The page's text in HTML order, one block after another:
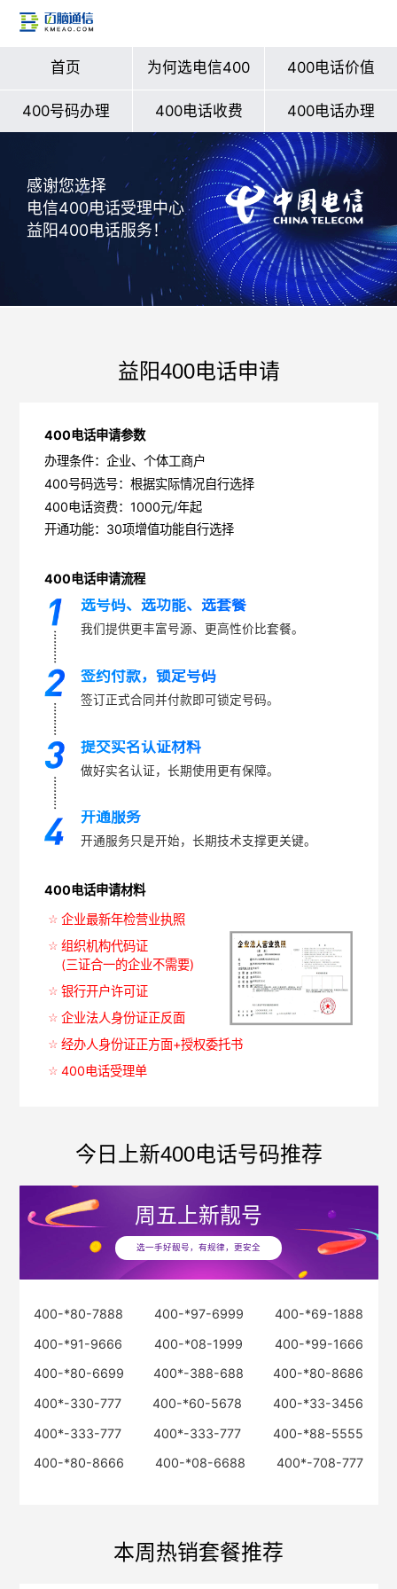
首页 为何选电信400 400电话价值
400号码办理 400电话收费 400电话办理
感谢您选择
电信400电话受理中心
益阳400电话服务！
益阳400电话申请
400电话申请参数
办理条件：企业、个体工商户
400号码选号：根据实际情况自行选择
400电话资费：1000元/年起
开通功能：30项增值功能自行选择
400电话申请流程
选号码、选功能、选套餐
我们提供更丰富号源、更高性价比套餐。
签约付款，锁定号码
签订正式合同并付款即可锁定号码。
提交实名认证材料
做好实名认证，长期使用更有保障。
开通服务
开通服务只是开始，长期技术支撑更关键。
400电话申请材料
企业最新年检营业执照
组织机构代码证
(三证合一的企业不需要)
银行开户许可证
企业法人身份证正反面
经办人身份证正方面+授权委托书
400电话受理单
今日上新400电话号码推荐
周五上新靓号
选一手好靓号，有规律，更安全
400-*80-7888 400-*97-6999
400-*69-1888
400-*91-9666
400-*08-1999
400-*99-1666
400-*80-6699
400*-388-688
400-*80-8686
400*-330-777
400-*60-5678
400-*33-3456
400*-333-777
400*-333-777
400-*88-5555
400-*80-8666
400-*08-6688 400*-708-777
本周热销套餐推荐